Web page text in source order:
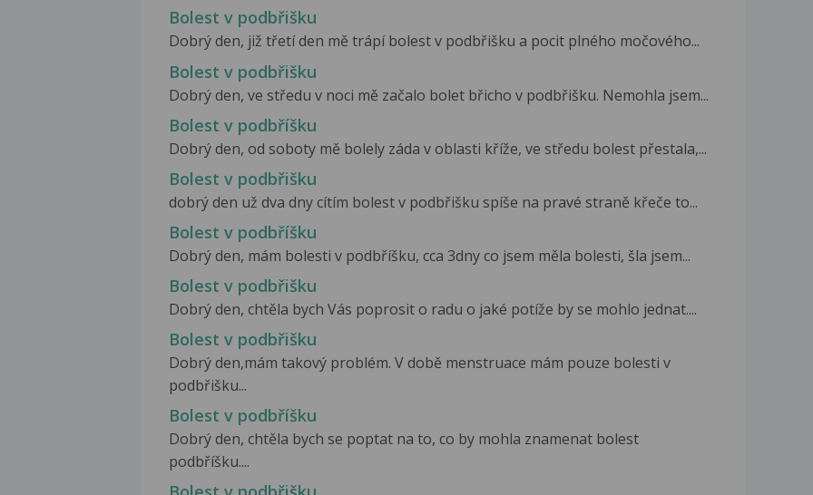
Bolest v podbřišku
Dobrý den, již třetí den mě trápí bolest v podbřišku a pocit plného močového...
Bolest v podbřišku
Dobrý den, ve středu v noci mě začalo bolet břicho v podbřišku. Nemohla jsem...
Bolest v podbříšku
Dobrý den, od soboty mě bolely záda v oblasti kříže, ve středu bolest přestala,...
Bolest v podbřišku
dobrý den už dva dny cítím bolest v podbřišku spíše na pravé straně křeče to...
Bolest v podbříšku
Dobrý den, mám bolesti v podbříšku, cca 3dny co jsem měla bolesti, šla jsem...
Bolest v podbřišku
Dobrý den, chtěla bych Vás poprosit o radu o jaké potíže by se mohlo jednat....
Bolest v podbřišku
Dobrý den,mám takový problém. V době menstruace mám pouze bolesti v
podbřišku...
Bolest v podbříšku
Dobrý den, chtěla bych se poptat na to, co by mohla znamenat bolest
podbříšku....